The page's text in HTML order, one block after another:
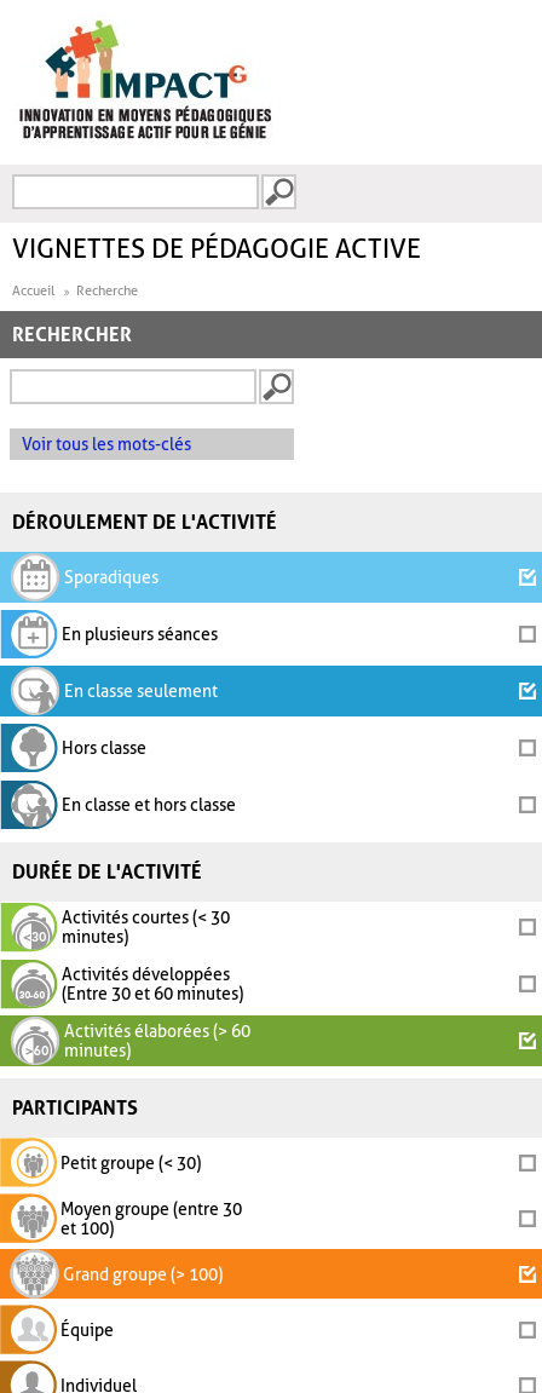
FORMULAIRE DE
VIGNETTES DE PÉDAGOGIE ACTIVE
Accueil Recherche
RECHERCHER
Voir tous les mots-clés
DÉROULEMENT DE L'ACTIVITÉ
Sporadiques
En plusieurs séances
En classe seulement
Hors classe
En classe et hors classe
DURÉE DE L'ACTIVITÉ
Activités courtes (< 30
minutes)
Activités développées
(Entre 30 et 60 minutes)
Activités élaborées (> 60
minutes)
PARTICIPANTS
Petit groupe (< 30)
Moyen groupe (entre 30
et 100)
Grand groupe (> 100)
Équipe
Individuel